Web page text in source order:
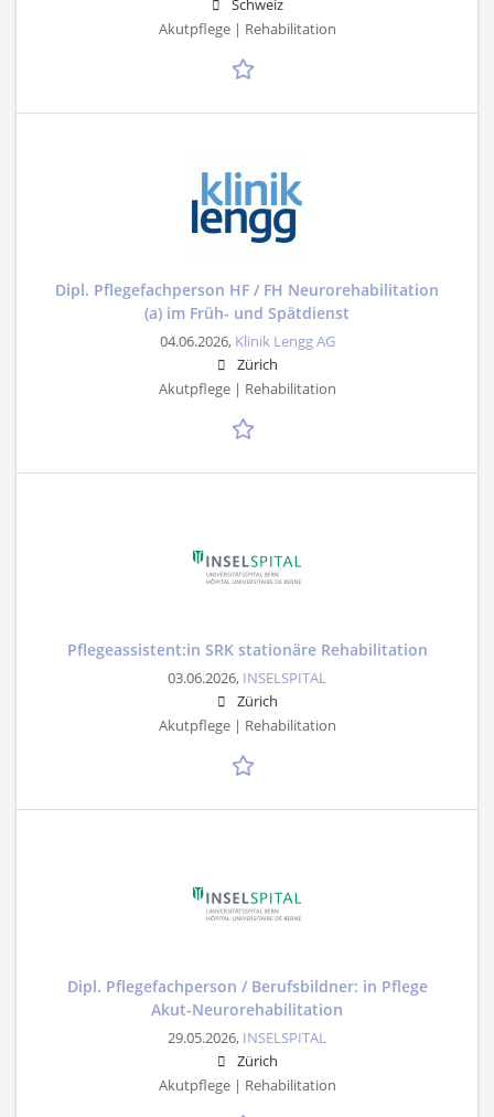
Schweiz
Akutpflege | Rehabilitation
Dipl. Pflegefachperson HF / FH Neurorehabilitation
(a) im Früh- und Spätdienst
04.06.2026, Klinik Lengg AG
Zürich
Akutpflege | Rehabilitation
Pflegeassistent:in SRK stationäre Rehabilitation
03.06.2026, INSELSPITAL
Zürich
Akutpflege | Rehabilitation
Dipl. Pflegefachperson / Berufsbildner: in Pflege
Akut-Neurorehabilitation
29.05.2026, INSELSPITAL
Zürich
Akutpflege | Rehabilitation